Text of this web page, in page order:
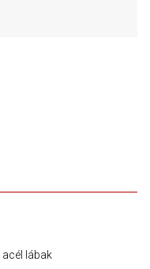
lábak